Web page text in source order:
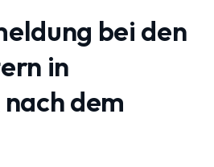
bei den
in
dem